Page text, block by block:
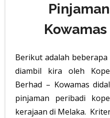
Berikut adalah
diambil kira oleh
Berhad – Kowamas
pinjaman peribadi
kerajaan di Melaka.